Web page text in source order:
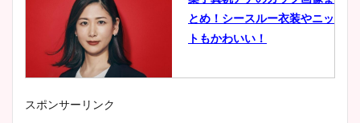
とめ！シースルー衣装やニッ
トもかわいい！
スポンサーリンク